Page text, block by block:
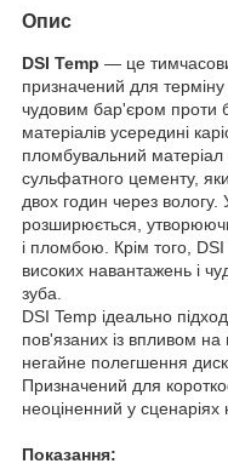
Опис
DSI Temp — це
призначений для
чудовим бар'єром проти
матеріалів усередині
пломбувальний матеріал
сульфатного цементу,
двох годин через вологу.
розширюється,
і пломбою. Крім того, DSI
високих навантажень і
зуба.
DSI Temp ідеально
пов'язаних із впливом
негайне полегшення
Призначений для
неоціненний у сценаріях
Показання: